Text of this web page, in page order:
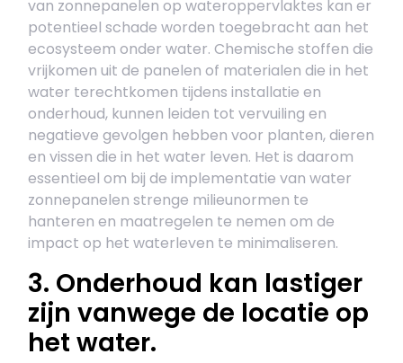
van zonnepanelen op wateroppervlaktes kan er
potentieel schade worden toegebracht aan het
ecosysteem onder water. Chemische stoffen die
vrijkomen uit de panelen of materialen die in het
water terechtkomen tijdens installatie en
onderhoud, kunnen leiden tot vervuiling en
negatieve gevolgen hebben voor planten, dieren
en vissen die in het water leven. Het is daarom
essentieel om bij de implementatie van water
zonnepanelen strenge milieunormen te
hanteren en maatregelen te nemen om de
impact op het waterleven te minimaliseren.
3. Onderhoud kan lastiger
zijn vanwege de locatie op
het water.